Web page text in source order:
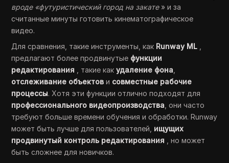
вроде «футуристический город на закате» и за
считанные минуты готовить кинематографическое
видео.
Для сравнения, такие инструменты, как Runway ML
предлагают более продвинутые функции
редактирования , такие какудаление фона
отслеживание объектов и совместные рабочие
процессы. Хотя эти функции отлично подходят для
профессионального видеопроизводства , они часто
требуют больше времени обучения и обработки. Runway
может быть лучше для пользователей, ищущих
продвинутый контроль редактирования , но может
быть сложнее для новичков.